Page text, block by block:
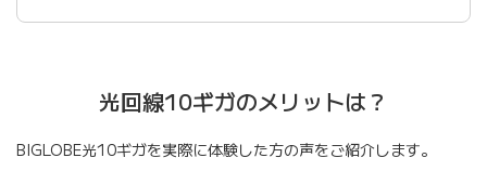
光回線10ギガのメリットは？
BIGLOBE光10ギガを実際に体験した方の声をご紹介します。